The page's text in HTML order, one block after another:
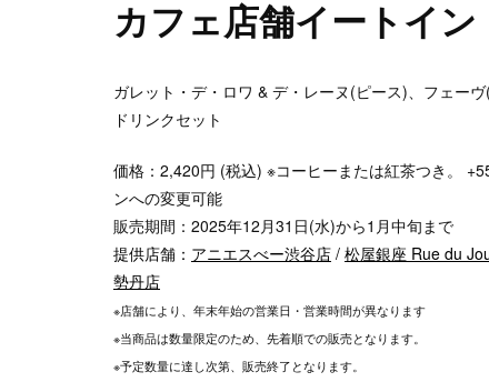
カフェ店舗イートイン
ガレット・デ・ロワ & デ・レーヌ(ピース)、フェーヴ
ドリンクセット
価格： 2,420円 (税込) ※コーヒーまたは紅茶つき。
ンへの変更可能
販売期間：2025年12月31日(水)から1月中旬まで
提供店舗： アニエスべー渋谷店 / 松屋銀座 Rue du
勢丹店
※店舗により、年末年始の営業日・営業時間が異なります
※当商品は数量限定のため、先着順での販売となります。
※予定数量に達し次第、販売終了となります。